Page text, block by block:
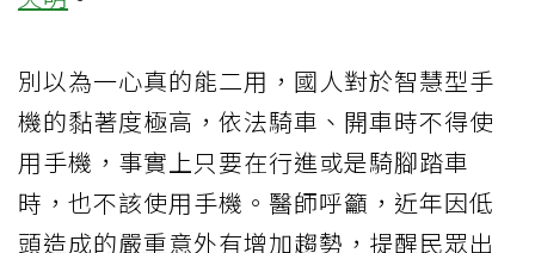
別以為一心真的能二用，國人對於智慧型手
機的黏著度極高，依法騎車、開車時不得使
用手機，事實上只要在行進或是騎腳踏車
時，也不該使用手機。醫師呼籲，近年因低
頭造成的嚴重意外有增加趨勢，提醒民眾出